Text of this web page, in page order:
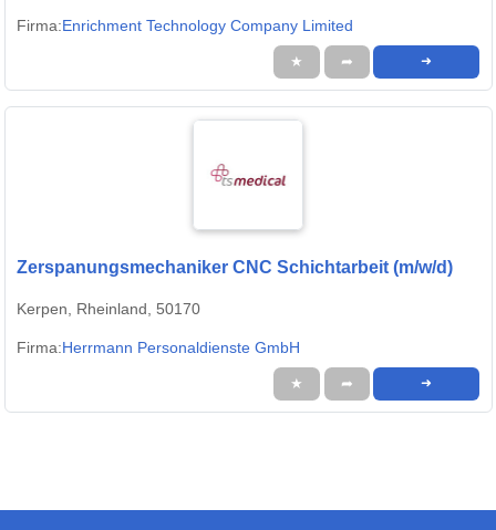
Firma:Enrichment Technology Company Limited
★ ➦ ➜
Zerspanungsmechaniker CNC Schichtarbeit (m/w/d)
Kerpen, Rheinland, 50170
Firma:Herrmann Personaldienste GmbH
★ ➦ ➜